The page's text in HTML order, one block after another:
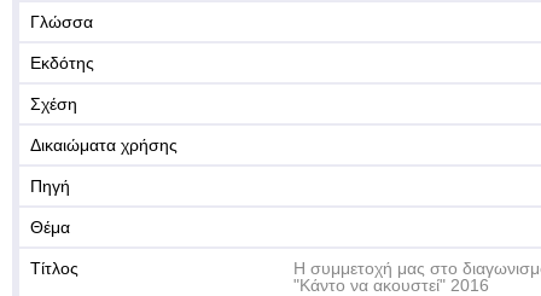
Γλώσσα
Εκδότης
Σχέση
Δικαιώματα χρήσης
Πηγή
Θέμα
Τίτλος
Η συμμετοχή μας στο
"Κάντο να ακουστεί" 2016